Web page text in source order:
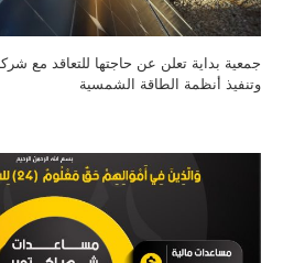
جمعية بداية تعلن عن حاجتها للتعاقد مع
وتنفيذ أنظمة الطاقة الشمسية